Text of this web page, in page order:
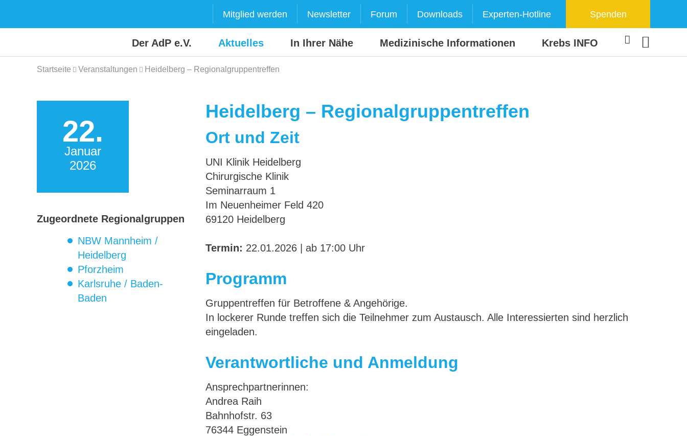
Mitglied werden Newsletter Forum Downloads Experten-Hotline Spenden
Der AdP e.V. Aktuelles In Ihrer Nähe Medizinische Informationen Krebs INFO
Startseite Veranstaltungen Heidelberg – Regionalgruppentreffen
22.
Januar
2026
Zugeordnete Regionalgruppen
NBW Mannheim /
Heidelberg
Pforzheim
Karlsruhe / Baden-
Baden
Heidelberg – Regionalgruppentreffen
Ort und Zeit
UNI Klinik Heidelberg
Chirurgische Klinik
Seminarraum 1
Im Neuenheimer Feld 420
69120 Heidelberg
Termin: 22.01.2026 | ab 17:00 Uhr
Programm
Gruppentreffen für Betroffene & Angehörige.
In lockerer Runde treffen sich die Teilnehmer zum Austausch. Alle Interessierten sind herzlich
eingeladen.
Verantwortliche und Anmeldung
Ansprechpartnerinnen:
Andrea Raih
Bahnhofstr. 63
76344 Eggenstein